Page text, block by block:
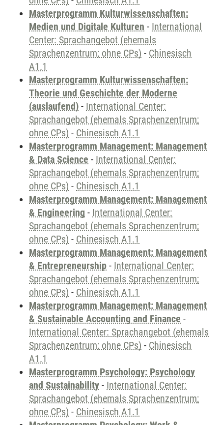
Masterprogramm Kulturwissenschaften:
Medien und Digitale Kulturen - International
Center: Sprachangebot (ehemals
Sprachenzentrum; ohne CPs) - Chinesisch
A1.1
Masterprogramm Kulturwissenschaften:
Theorie und Geschichte der Moderne
(auslaufend) - International Center:
Sprachangebot (ehemals Sprachenzentrum;
ohne CPs) - Chinesisch A1.1
Masterprogramm Management: Management
& Data Science - International Center:
Sprachangebot (ehemals Sprachenzentrum;
ohne CPs) - Chinesisch A1.1
Masterprogramm Management: Management
& Engineering - International Center:
Sprachangebot (ehemals Sprachenzentrum;
ohne CPs) - Chinesisch A1.1
Masterprogramm Management: Management
& Entrepreneurship - International Center:
Sprachangebot (ehemals Sprachenzentrum;
ohne CPs) - Chinesisch A1.1
Masterprogramm Management: Management
& Sustainable Accounting and Finance -
International Center: Sprachangebot (ehemals
Sprachenzentrum; ohne CPs) - Chinesisch
A1.1
Masterprogramm Psychology: Psychology
and Sustainability - International Center:
Sprachangebot (ehemals Sprachenzentrum;
ohne CPs) - Chinesisch A1.1